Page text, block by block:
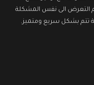
التعرض الى نفس المشكلة
تتم بشكل سريع ومتميز.